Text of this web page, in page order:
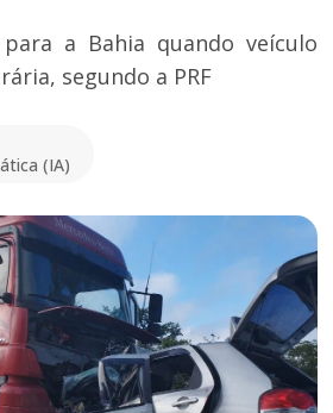
a Bahia quando veículo
segundo a PRF
(IA)